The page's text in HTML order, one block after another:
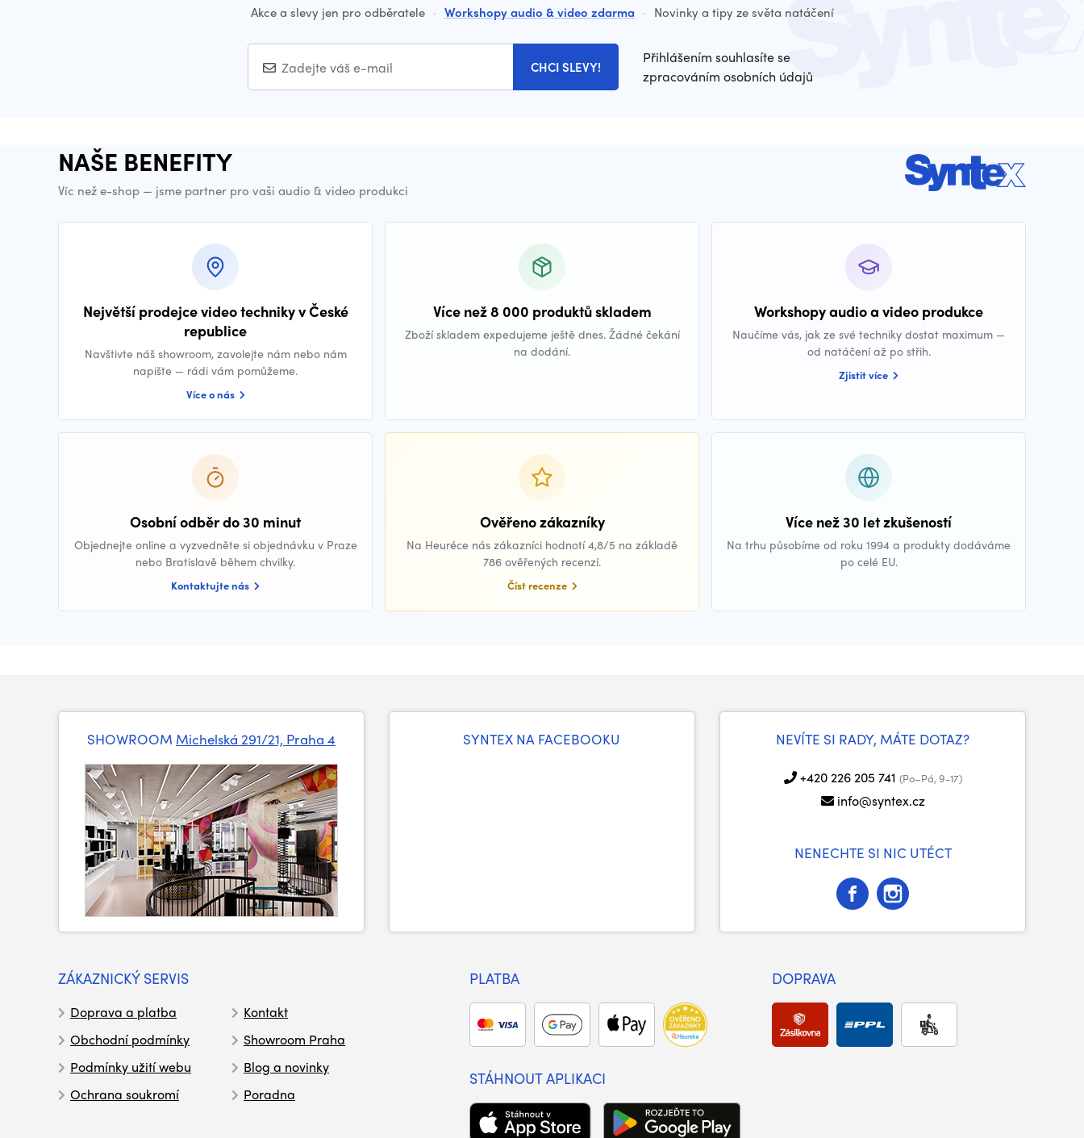
Akce a slevy jen pro odběratele · Workshopy audio & video zdarma · Novinky a tipy ze světa natáčení
CHCI SLEVY!
Přihlášením souhlasíte se
zpracováním osobních údajů
NAŠE BENEFITY
Víc než e-shop — jsme partner pro vaši audio & video produkci
Největší prodejce video techniky v České
republice
Navštivte náš showroom, zavolejte nám nebo nám
napište — rádi vám pomůžeme.
Více o nás
Více než 8 000 produktů skladem
Zboží skladem expedujeme ještě dnes. Žádné čekání
na dodání.
Workshopy audio a video produkce
Naučíme vás, jak ze své techniky dostat maximum —
od natáčení až po střih.
Zjistit více
Osobní odběr do 30 minut
Objednejte online a vyzvedněte si objednávku v Praze
nebo Bratislavě během chvilky.
Kontaktujte nás
Ověřeno zákazníky
Na Heuréce nás zákazníci hodnotí 4,8/5 na základě
786 ověřených recenzí.
Číst recenze
Více než 30 let zkušeností
Na trhu působíme od roku 1994 a produkty dodáváme
po celé EU.
SHOWROOM Michelská 291/21, Praha 4 SYNTEX NA FACEBOOKU NEVÍTE SI RADY, MÁTE DOTAZ?
+420 226 205 741 (Po–Pá, 9-17)
info@syntex.cz
NENECHTE SI NIC UTÉCT
ZÁKAZNICKÝ SERVIS
Doprava a platba
Obchodní podmínky
Podmínky užití webu
Ochrana soukromí
Kontakt
Showroom Praha
Blog a novinky
Poradna
PLATBA DOPRAVA
STÁHNOUT APLIKACI